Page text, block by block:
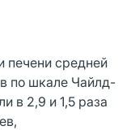
печени средней
по шкале Чайлд-
в 2,9 и 1,5 раза